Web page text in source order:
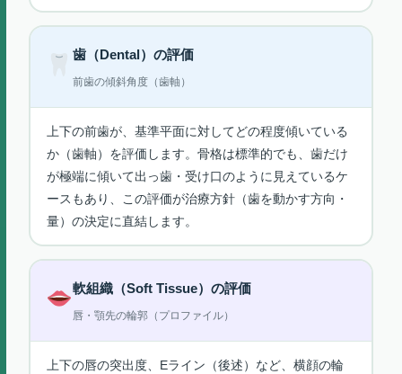
歯（Dental）の評価
前歯の傾斜角度（歯軸）
上下の前歯が、基準平面に対してどの程度傾いている
か（歯軸）を評価します。骨格は標準的でも、歯だけ
が極端に傾いて出っ歯・受け口のように見えているケ
ースもあり、この評価が治療方針（歯を動かす方向・
量）の決定に直結します。
軟組織（Soft Tissue）の評価
唇・顎先の輪郭（プロファイル）
上下の唇の突出度、Eライン（後述）など、横顔の輪